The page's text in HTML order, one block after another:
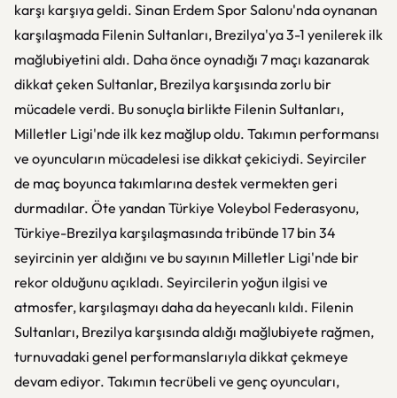
karşı karşıya geldi. Sinan Erdem Spor Salonu'nda oynanan
karşılaşmada Filenin Sultanları, Brezilya'ya 3-1 yenilerek ilk
mağlubiyetini aldı. Daha önce oynadığı 7 maçı kazanarak
dikkat çeken Sultanlar, Brezilya karşısında zorlu bir
mücadele verdi. Bu sonuçla birlikte Filenin Sultanları,
Milletler Ligi'nde ilk kez mağlup oldu. Takımın performansı
ve oyuncuların mücadelesi ise dikkat çekiciydi. Seyirciler
de maç boyunca takımlarına destek vermekten geri
durmadılar. Öte yandan Türkiye Voleybol Federasyonu,
Türkiye-Brezilya karşılaşmasında tribünde 17 bin 34
seyircinin yer aldığını ve bu sayının Milletler Ligi'nde bir
rekor olduğunu açıkladı. Seyircilerin yoğun ilgisi ve
atmosfer, karşılaşmayı daha da heyecanlı kıldı. Filenin
Sultanları, Brezilya karşısında aldığı mağlubiyete rağmen,
turnuvadaki genel performanslarıyla dikkat çekmeye
devam ediyor. Takımın tecrübeli ve genç oyuncuları,